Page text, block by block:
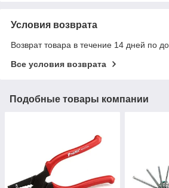
Условия возврата
Возврат товара в течение 14 дней по
Все условия возврата
Подобные товары компании